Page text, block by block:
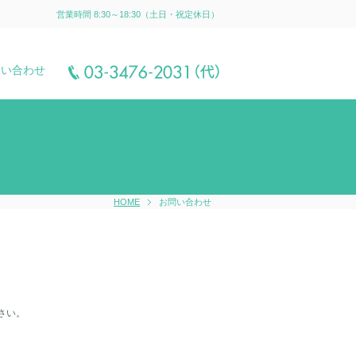
営業時間 8:30～18:30（土日・祝定休日）
合わせ
HOME お問い合わせ
。